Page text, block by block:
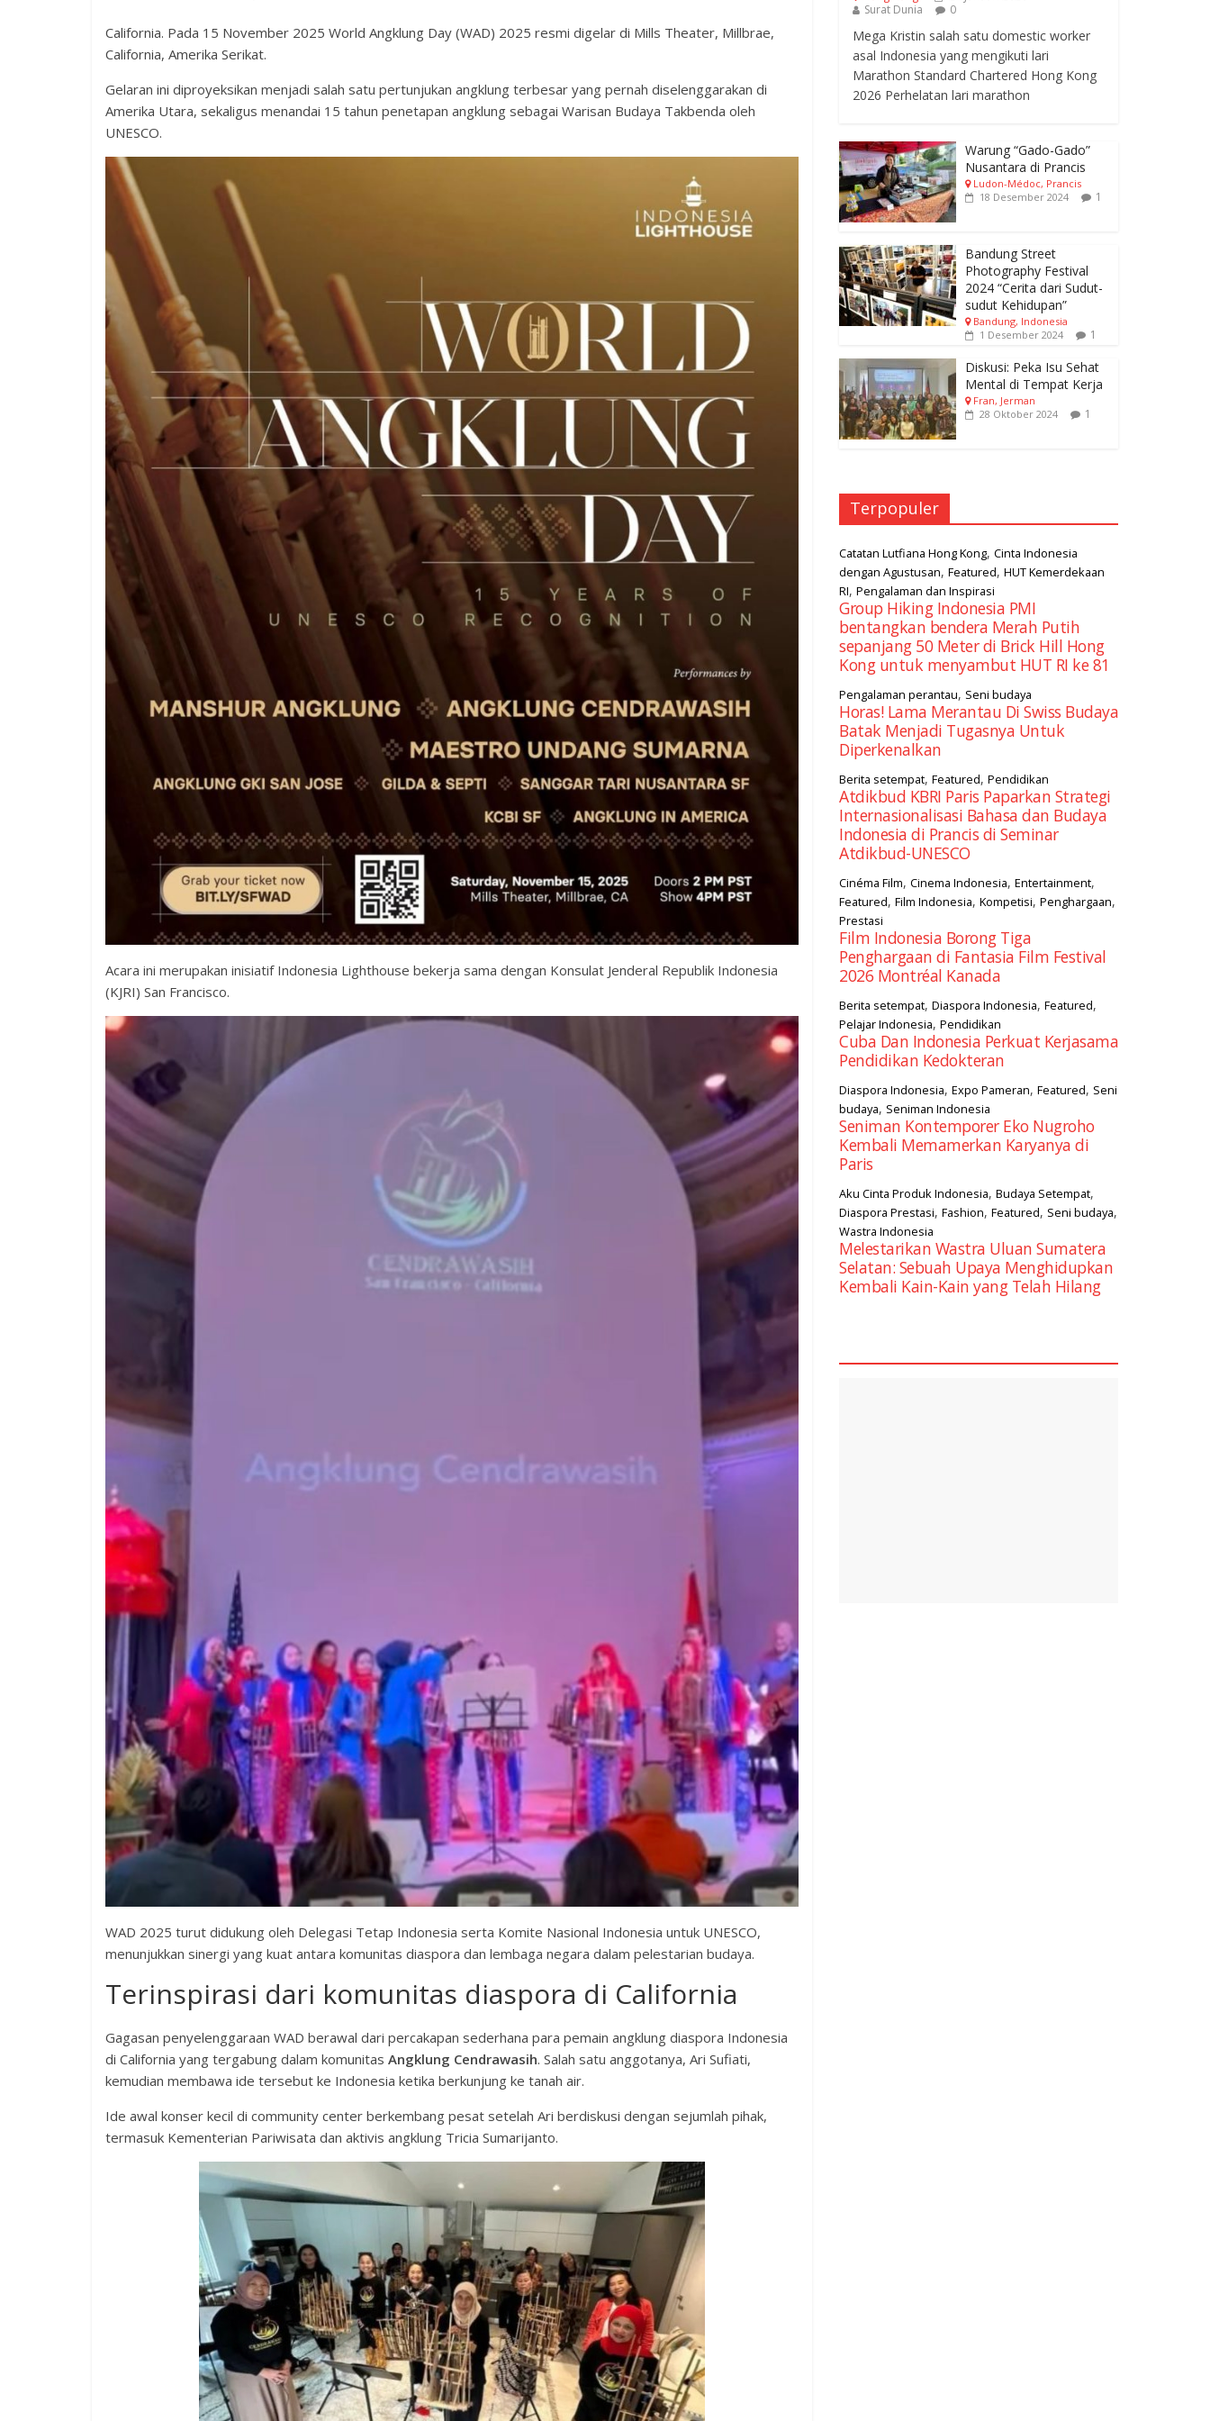
California. Pada 15 November 2025 World Angklung Day (WAD) 2025 resmi digelar di Mills Theater, Millbrae,
California, Amerika Serikat.
Gelaran ini diproyeksikan menjadi salah satu pertunjukan angklung terbesar yang pernah diselenggarakan di
Amerika Utara, sekaligus menandai 15 tahun penetapan angklung sebagai Warisan Budaya Takbenda oleh
UNESCO.
Acara ini merupakan inisiatif Indonesia Lighthouse bekerja sama dengan Konsulat Jenderal Republik Indonesia
(KJRI) San Francisco.
WAD 2025 turut didukung oleh Delegasi Tetap Indonesia serta Komite Nasional Indonesia untuk UNESCO,
menunjukkan sinergi yang kuat antara komunitas diaspora dan lembaga negara dalam pelestarian budaya.
Terinspirasi dari komunitas diaspora di California
Gagasan penyelenggaraan WAD berawal dari percakapan sederhana para pemain angklung diaspora Indonesia
di California yang tergabung dalam komunitas Angklung Cendrawasih. Salah satu anggotanya, Ari Sufiati,
kemudian membawa ide tersebut ke Indonesia ketika berkunjung ke tanah air.
Ide awal konser kecil di community center berkembang pesat setelah Ari berdiskusi dengan sejumlah pihak,
termasuk Kementerian Pariwisata dan aktivis angklung Tricia Sumarijanto.
Surat Dunia
0
Mega Kristin salah satu domestic worker
asal Indonesia yang mengikuti lari
Marathon Standard Chartered Hong Kong
2026 Perhelatan lari marathon
Warung “Gado-Gado”
Nusantara di Prancis
Ludon-Médoc, Prancis
18 Desember 2024
1
Bandung Street
Photography Festival
2024 “Cerita dari Sudut-
sudut Kehidupan”
Bandung, Indonesia
1 Desember 2024
1
Diskusi: Peka Isu Sehat
Mental di Tempat Kerja
Fran, Jerman
28 Oktober 2024
1
Terpopuler
Catatan Lutfiana Hong Kong, Cinta Indonesia
dengan Agustusan, Featured, HUT Kemerdekaan
RI, Pengalaman dan Inspirasi
Group Hiking Indonesia PMI
bentangkan bendera Merah Putih
sepanjang 50 Meter di Brick Hill Hong
Kong untuk menyambut HUT RI ke 81
Pengalaman perantau, Seni budaya
Horas! Lama Merantau Di Swiss Budaya
Batak Menjadi Tugasnya Untuk
Diperkenalkan
Berita setempat, Featured, Pendidikan
Atdikbud KBRI Paris Paparkan Strategi
Internasionalisasi Bahasa dan Budaya
Indonesia di Prancis di Seminar
Atdikbud-UNESCO
Cinéma Film, Cinema Indonesia, Entertainment,
Featured, Film Indonesia, Kompetisi, Penghargaan,
Prestasi
Film Indonesia Borong Tiga
Penghargaan di Fantasia Film Festival
2026 Montréal Kanada
Berita setempat, Diaspora Indonesia, Featured,
Pelajar Indonesia, Pendidikan
Cuba Dan Indonesia Perkuat Kerjasama
Pendidikan Kedokteran
Diaspora Indonesia, Expo Pameran, Featured, Seni
budaya, Seniman Indonesia
Seniman Kontemporer Eko Nugroho
Kembali Memamerkan Karyanya di
Paris
Aku Cinta Produk Indonesia, Budaya Setempat,
Diaspora Prestasi, Fashion, Featured, Seni budaya,
Wastra Indonesia
Melestarikan Wastra Uluan Sumatera
Selatan: Sebuah Upaya Menghidupkan
Kembali Kain-Kain yang Telah Hilang